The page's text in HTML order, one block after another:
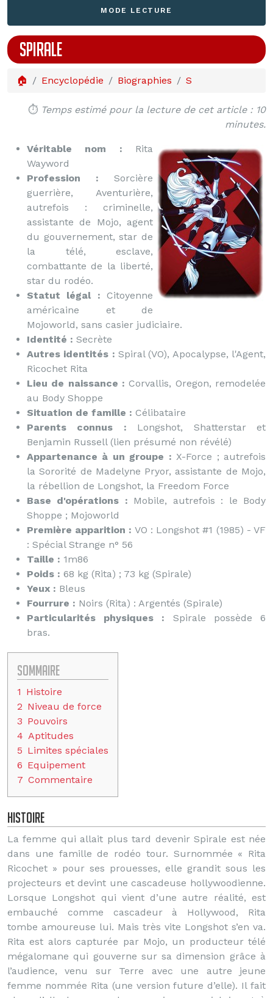
MODE LECTURE
SPIRALE
🏠 Encyclopédie Biographies S
⏱️ Temps estimé pour la lecture de cet article : 10
minutes.
Véritable nom : Rita
Wayword
Profession : Sorcière
guerrière, Aventurière,
autrefois : criminelle,
assistante de Mojo, agent
du gouvernement, star de
la télé, esclave,
combattante de la liberté,
star du rodéo.
Statut légal : Citoyenne
américaine et de
Mojoworld, sans casier judiciaire.
Identité : Secrète
Autres identités : Spiral (VO), Apocalypse, l'Agent,
Ricochet Rita
Lieu de naissance : Corvallis, Oregon, remodelée
au Body Shoppe
Situation de famille : Célibataire
Parents connus : Longshot, Shatterstar et
Benjamin Russell (lien présumé non révélé)
Appartenance à un groupe :X-Force ; autrefois
la Sororité de Madelyne Pryor, assistante de Mojo,
la rébellion de Longshot, la Freedom Force
Base d'opérations : Mobile, autrefois : le Body
Shoppe ; Mojoworld
Première apparition : VO : Longshot #1 (1985) - VF
: Spécial Strange n° 56
Taille : 1m86
Poids : 68 kg (Rita) ; 73 kg (Spirale)
Yeux : Bleus
Fourrure : Noirs (Rita) : Argentés (Spirale)
Particularités physiques : Spirale possède 6
bras.
Sommaire
1 Histoire
2 Niveau de force
3 Pouvoirs
4 Aptitudes
5 Limites spéciales
6 Equipement
7 Commentaire
Histoire
La femme qui allait plus tard devenir Spirale est née
dans une famille de rodéo tour. Surnommée « Rita
Ricochet » pour ses prouesses, elle grandit sous les
projecteurs et devint une cascadeuse hollywoodienne.
Lorsque Longshot qui vient d’une autre réalité, est
embauché comme cascadeur à Hollywood, Rita
tombe amoureuse lui. Mais très vite Longshot s’en va.
Rita est alors capturée par Mojo, un producteur télé
mégalomane qui gouverne sur sa dimension grâce à
l’audience, venu sur Terre avec une autre jeune
femme nommée Rita (une version future d’elle). Il fait